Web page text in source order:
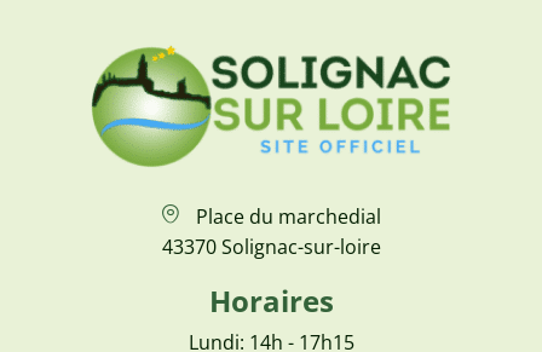
Place du marchedial
43370 Solignac-sur-loire
Horaires
Lundi: 14h - 17h15